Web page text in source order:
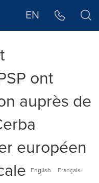
EN
ont
auprès de
européen
English Français